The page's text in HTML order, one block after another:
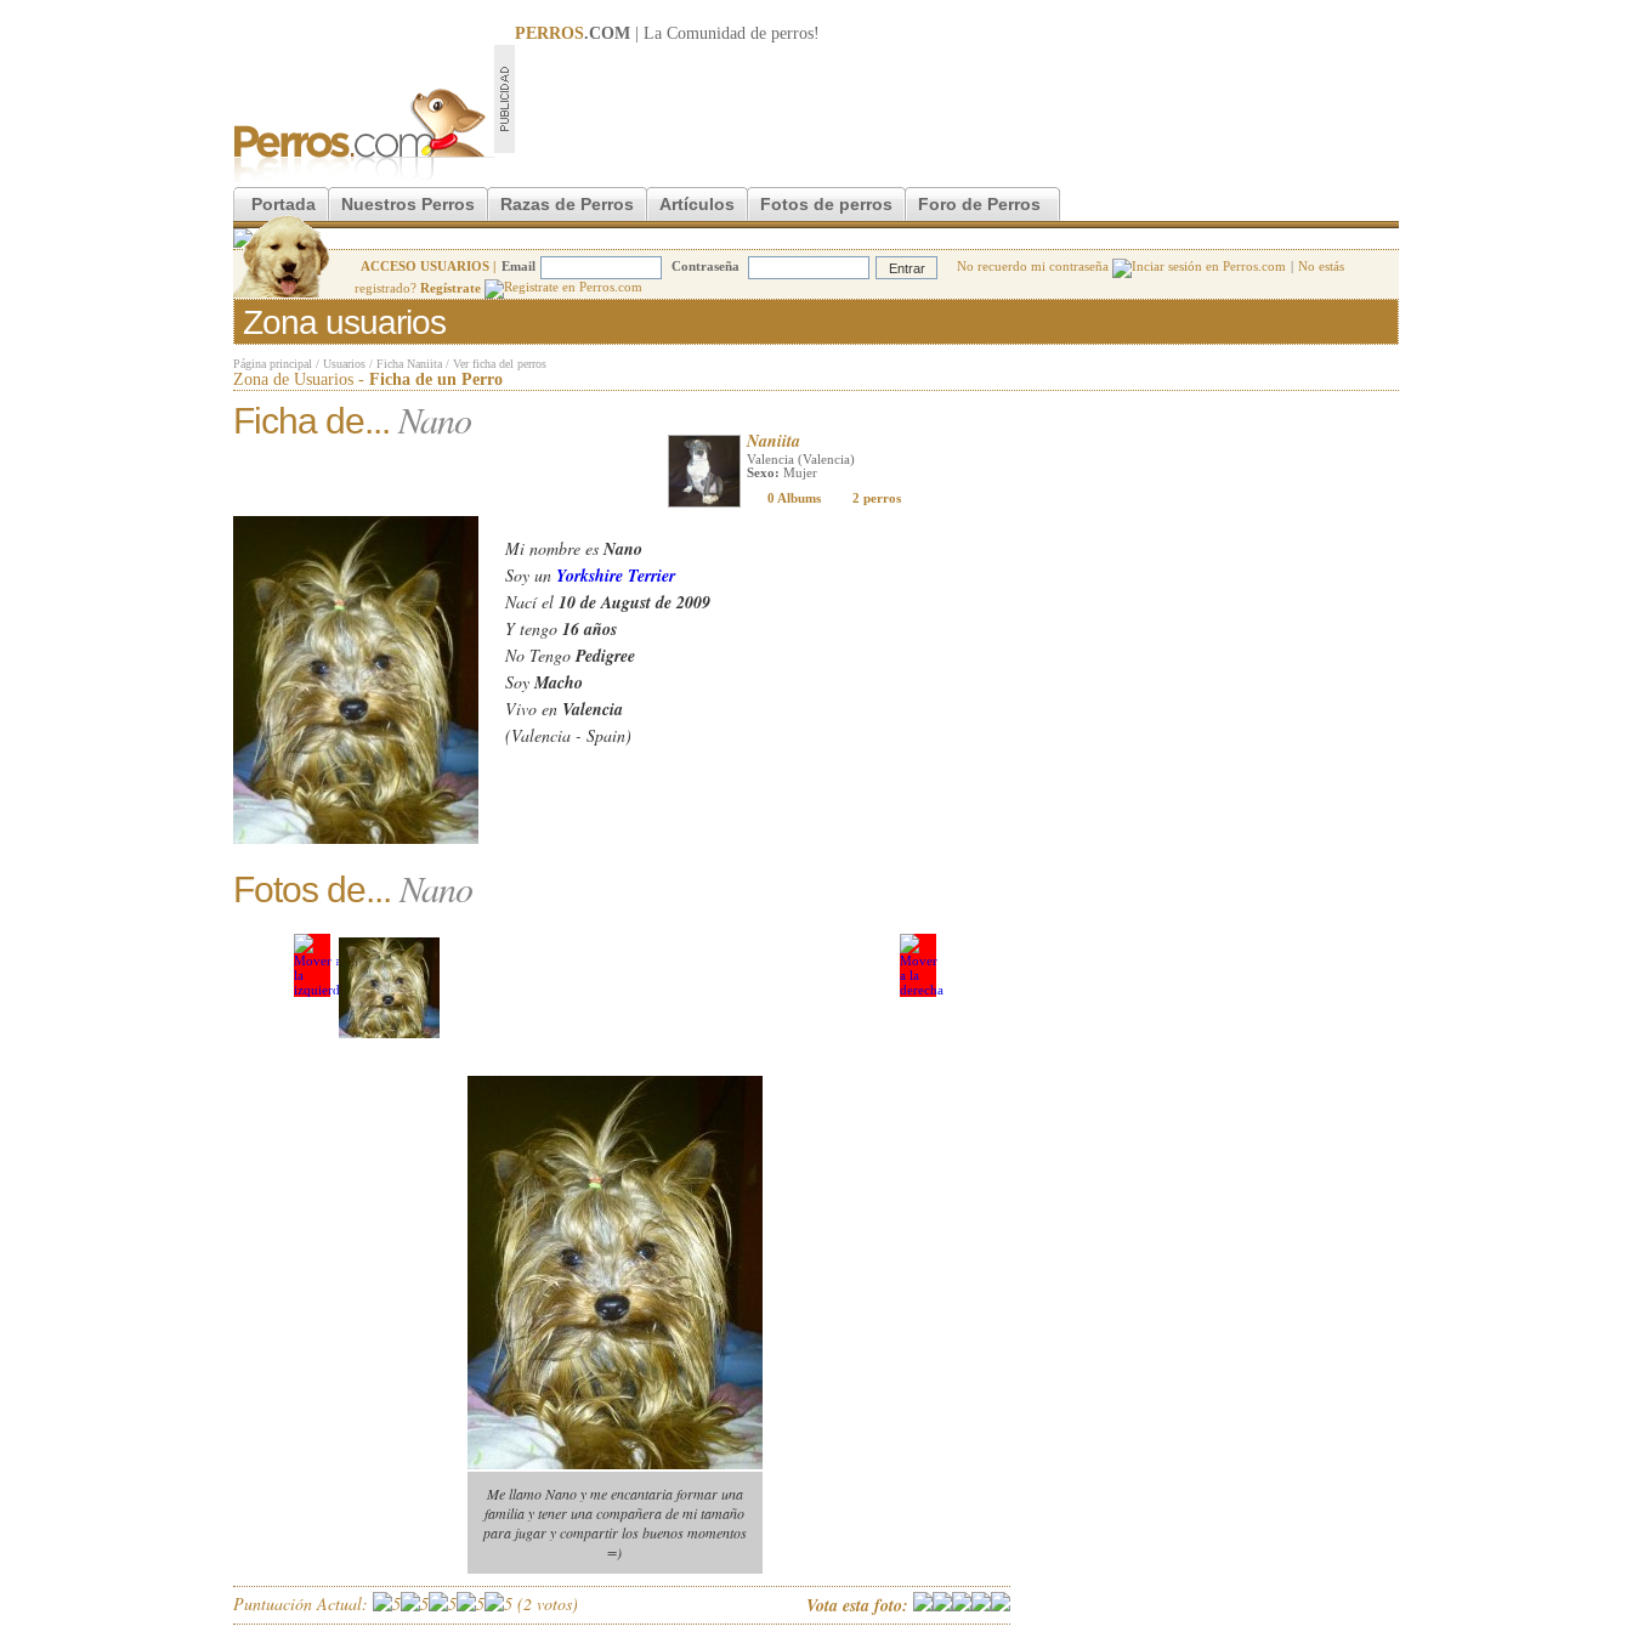
PERROS.COM | La Comunidad de perros!
Portada Nuestros Perros Razas de Perros Artículos Fotos de perros Foro de Perros
ACCESO USUARIOS | Email Contraseña No recuerdo mi contraseña | No estás
registrado? Regístrate
Zona usuarios
Página principal / Usuarios / Ficha Naniita / Ver ficha del perros
Zona de Usuarios - Ficha de un Perro
Ficha de... Nano Naniita
Valencia (Valencia)
Sexo: Mujer
0 Albums
2 perros
Mi nombre esNano
Soy un Yorkshire Terrier
Nací el 10 de August de 2009
Y tengo 16 años
No TengoPedigree
SoyMacho
Vivo en Valencia
(Valencia - Spain)
Fotos de... Nano
Me llamo Nano y me encantaria formar una
familia y tener una compañera de mi tamaño
para jugar y compartir los buenos momentos
=)
Puntuación Actual: (2 votos) Vota esta foto: